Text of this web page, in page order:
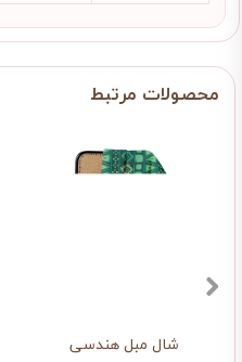
شال مبل هندسی